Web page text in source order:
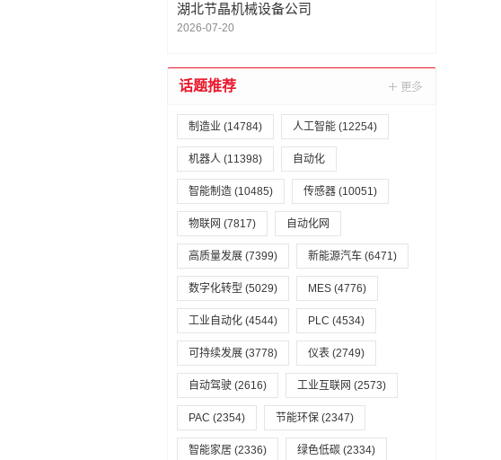
湖北节晶机械设备公司
2026-07-20
话题推荐
制造业 (14784) 人工智能 (12254)
机器人 (11398) 自动化
智能制造 (10485) 传感器 (10051)
物联网 (7817) 自动化网
高质量发展 (7399) 新能源汽车 (6471)
数字化转型 (5029) MES (4776)
工业自动化 (4544) PLC (4534)
可持续发展 (3778) 仪表 (2749)
自动驾驶 (2616) 工业互联网 (2573)
PAC (2354) 节能环保 (2347)
智能家居 (2336) 绿色低碳 (2334)